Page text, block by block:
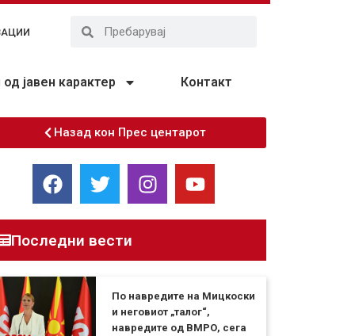
јавен карактер Контакт
Назад кон Прес центарот
Последни вести
По навредите на Мицкоски
и неговиот „талог“,
навредите од ВМРО, сега